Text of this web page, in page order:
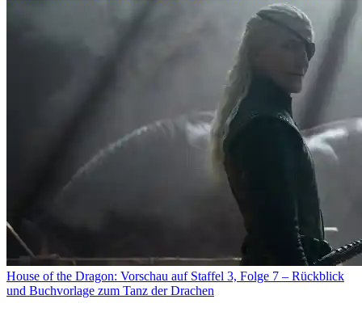
House of the Dragon: Vorschau auf Staffel 3, Folge 7 – Rückblick
und Buchvorlage zum Tanz der Drachen